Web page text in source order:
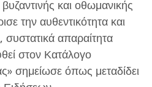
και οθωμανικής
την αυθεντικότητα και
συστατικά απαραίτητα
στον Κατάλογο
σημείωσε όπως μεταδίδει